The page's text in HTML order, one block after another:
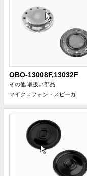
OBO-13008F,13032F
その他 取扱い部品
マイクロフォン・スピーカ